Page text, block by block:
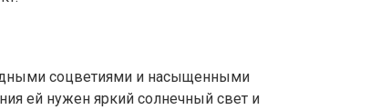
соцветиями и насыщенными
ей нужен яркий солнечный свет и